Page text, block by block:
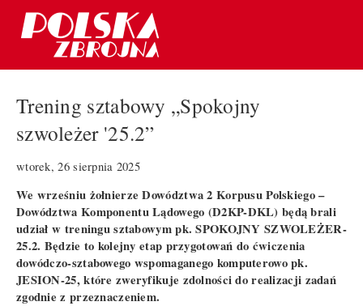
Trening sztabowy „Spokojny
szwoleżer '25.2”
wtorek, 26 sierpnia 2025
We wrześniu żołnierze Dowództwa 2 Korpusu Polskiego –
Dowództwa Komponentu Lądowego (D2KP-DKL) będą brali
udział w treningu sztabowym pk. SPOKOJNY SZWOLEŻER-
25.2. Będzie to kolejny etap przygotowań do ćwiczenia
dowódczo-sztabowego wspomaganego komputerowo pk.
JESION-25, które zweryfikuje zdolności do realizacji zadań
zgodnie z przeznaczeniem.